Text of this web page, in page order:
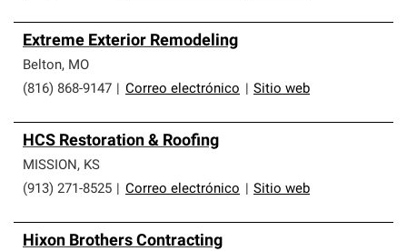
Extreme Exterior Remodeling
Belton, MO
(816) 868-9147
Correo electrónico Sitio web
HCS Restoration & Roofing
MISSION, KS
(913) 271-8525
Correo electrónico Sitio web
Hixon Brothers Contracting